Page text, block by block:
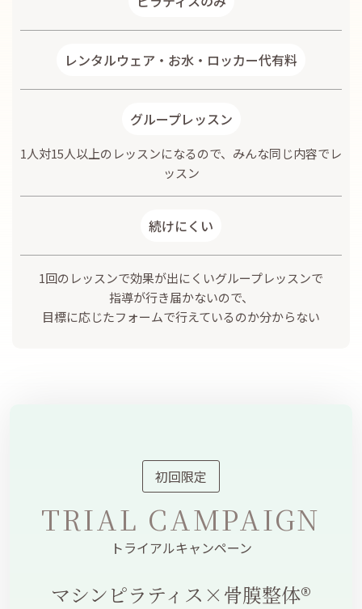
レンタルウェア・お水・ ロッカー代有料
グループレッスン
1人対15人以上のレッスンになるので、みんな同じ内容でレ
ッスン
続けにくい
1回のレッスンで効果が出にくいグループレッスンで
指導が行き届かないので、
目標に応じたフォームで行えているのか分からない
初回限定
TRIAL CAMPAIGN
トライアルキャンペーン
マシンピラティス×骨膜整体®